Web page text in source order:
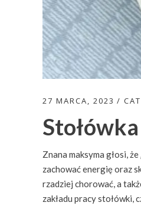
27 MARCA, 2023
Znana maksyma głosi,
zachować energię oraz
rzadziej chorować, a
zakładu pracy stołówki,